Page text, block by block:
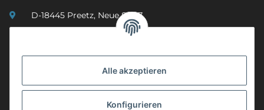
Alle akzeptieren
Konfigurieren
D-18445 Preetz, Neue Str. 7
info@mobility-in-harmony.de
Informationen